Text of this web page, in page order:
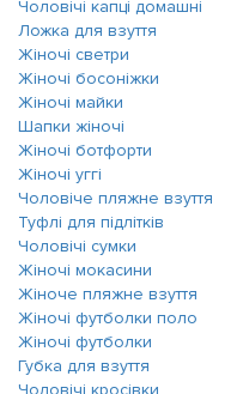
Чоловічі капці домашні
Ложка для взуття
Жіночі светри
Жіночі босоніжки
Жіночі майки
Шапки жіночі
Жіночі ботфорти
Жіночі уггі
Чоловіче пляжне взуття
Туфлі для підлітків
Чоловічі сумки
Жіночі мокасини
Жіноче пляжне взуття
Жіночі футболки поло
Жіночі футболки
Губка для взуття
Чоловічі кросівки